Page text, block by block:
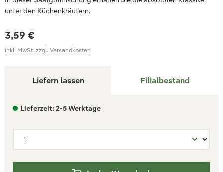
unter den Küchenkräutern.
3,59 €
inkl. MwSt. zzgl. Versandkosten
Liefern lassen Filialbestand
Lieferzeit: 2-5 Werktage